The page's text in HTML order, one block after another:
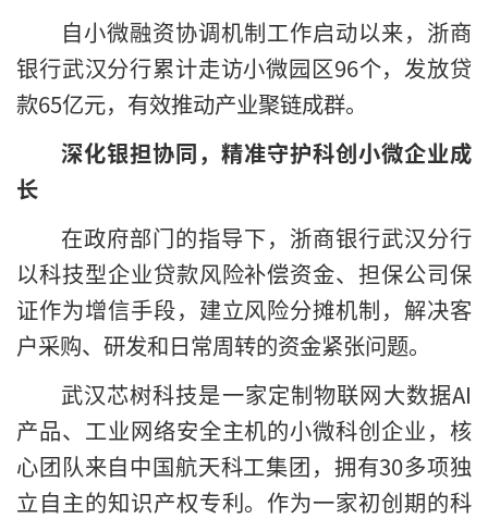
自小微融资协调机制工作启动以来，浙商
银行武汉分行累计走访小微园区96个，发放贷
款65亿元，有效推动产业聚链成群。
深化银担协同，精准守护科创小微企业成
长
在政府部门的指导下，浙商银行武汉分行
以科技型企业贷款风险补偿资金、担保公司保
证作为增信手段，建立风险分摊机制，解决客
户采购、研发和日常周转的资金紧张问题。
武汉芯树科技是一家定制物联网大数据AI
产品、工业网络安全主机的小微科创企业，核
心团队来自中国航天科工集团，拥有30多项独
立自主的知识产权专利。作为一家初创期的科